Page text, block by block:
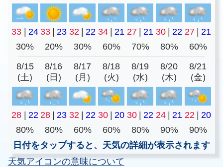
33 24 33 23 32 22 34 21 27 21 30 22 27
21
30%
20% 30% 60% 70% 80% 60%
8/15
(土)
8/16
(日)
8/17
(月)
8/18
(火)
8/19
(水)
8/20
(木)
8/21
(金)
28 22 28 23 32 22 30 20 30 22 24 21 22
20
80%
80% 60% 60% 80% 90%
90%
日付をタップすると、天気の詳細が表示されます
天気アイコンの意味について